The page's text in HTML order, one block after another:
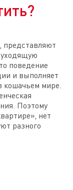
представляют
уходящую
поведение
и выполняет
мире.
Поэтому
нет
разного